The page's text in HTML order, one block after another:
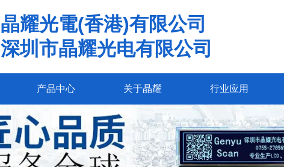
晶耀光電(香港)有限公司
深圳市晶耀光电有限公司
产品中心 关于晶耀 行业应用